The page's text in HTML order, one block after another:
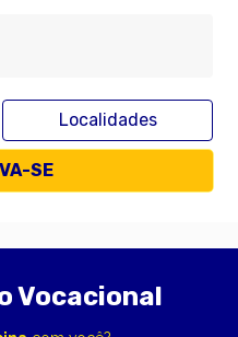
Localidades
SE
Vocacional